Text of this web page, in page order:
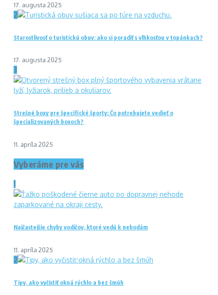
17. augusta 2025
2
Starostlivosť o turistickú obuv: ako si poradiť s vlhkosťou v topánkach?
17. augusta 2025
3
Strešné boxy pre špecifické športy: Čo potrebujete vedieť o
špecializovaných boxoch?
11. apríla 2025
Vyberáme pre vás
1
Najčastejšie chyby vodičov, ktoré vedú k nehodám
11. apríla 2025
2
Tipy, ako vyčistiť okná rýchlo a bez šmúh